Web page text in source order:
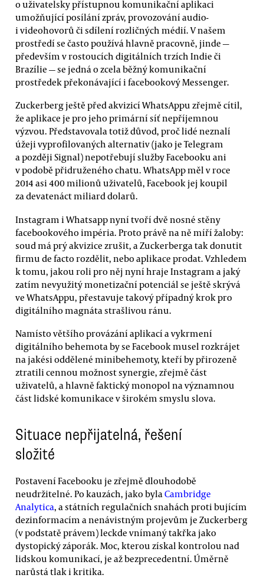
o uživatelsky přístupnou komunikační aplikaci
umožňující posílání zpráv, provozování audio-
i videohovorů či sdílení rozličných médií. V našem
prostředí se často používá hlavně pracovně, jinde —
především v rostoucích digitálních trzích Indie či
Brazílie — se jedná o zcela běžný komunikační
prostředek překonávající i facebookový Messenger.
Zuckerberg ještě před akvizicí WhatsAppu zřejmě cítil,
že aplikace je pro jeho primární síť nepříjemnou
výzvou. Představovala totiž důvod, proč lidé neznalí
úžeji vyprofilovaných alternativ (jako je Telegram
a později Signal) nepotřebují služby Facebooku ani
v podobě přidruženého chatu. WhatsApp měl v roce
2014 asi 400 milionů uživatelů, Facebook jej koupil
za devatenáct miliard dolarů.
Instagram i Whatsapp nyní tvoří dvě nosné stěny
facebookového impéria. Proto právě na ně míří žaloby:
soud má prý akvizice zrušit, a Zuckerberga tak donutit
firmu de facto rozdělit, nebo aplikace prodat. Vzhledem
k tomu, jakou roli pro něj nyní hraje Instagram a jaký
zatím nevyužitý monetizační potenciál se ještě skrývá
ve WhatsAppu, přestavuje takový případný krok pro
digitálního magnáta strašlivou ránu.
Namísto většího provázání aplikací a vykrmení
digitálního behemota by se Facebook musel rozkrájet
na jakési oddělené minibehemoty, kteří by přirozeně
ztratili cennou možnost synergie, zřejmě část
uživatelů, a hlavně faktický monopol na významnou
část lidské komunikace v širokém smyslu slova.
Situace nepřijatelná, řešení
složité
Postavení Facebooku je zřejmě dlouhodobě
neudržitelné. Po kauzách, jako byla Cambridge
Analytica, a státních regulačních snahách proti bujícím
dezinformacím a nenávistným projevům je Zuckerberg
(v podstatě právem) leckde vnímaný takřka jako
dystopický záporák. Moc, kterou získal kontrolou nad
lidskou komunikací, je až bezprecedentní. Úměrně
narůstá tlak i kritika.